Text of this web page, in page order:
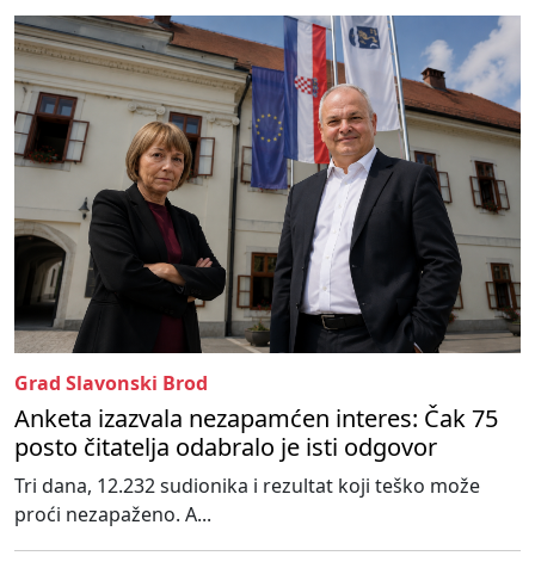
Grad Slavonski Brod
Anketa izazvala nezapamćen interes: Čak 75
posto čitatelja odabralo je isti odgovor
Tri dana, 12.232 sudionika i rezultat koji teško može
proći nezapaženo. A...